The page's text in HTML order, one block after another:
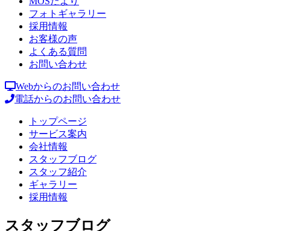
フォトギャラリー
採用情報
お客様の声
よくある質問
お問い合わせ
Webからのお問い合わせ
電話からのお問い合わせ
トップページ
サービス案内
会社情報
スタッフブログ
スタッフ紹介
ギャラリー
採用情報
スタッフブログ